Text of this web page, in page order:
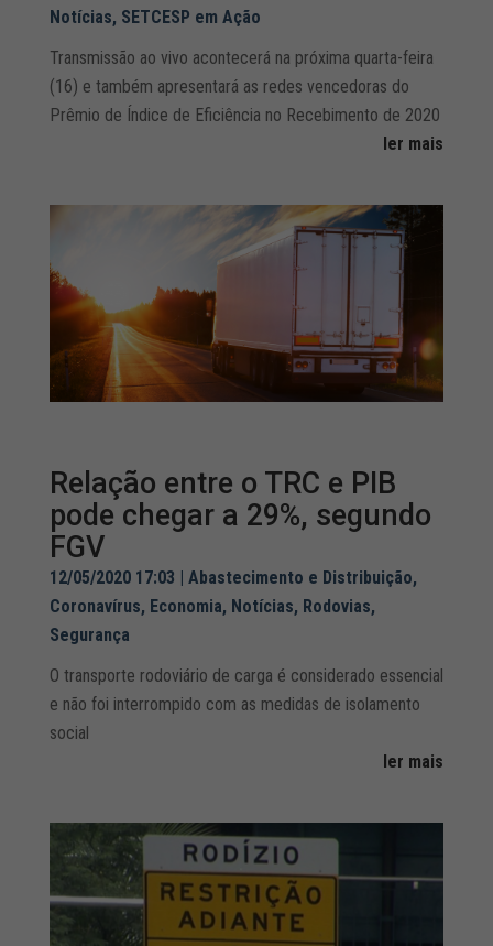
Notícias, SETCESP em Ação
Transmissão ao vivo acontecerá na próxima quarta-feira
(16) e também apresentará as redes vencedoras do
Prêmio de Índice de Eficiência no Recebimento de 2020
ler mais
Relação entre o TRC e PIB
pode chegar a 29%, segundo
FGV
12/05/2020 17:03 | Abastecimento e Distribuição,
Coronavírus, Economia, Notícias, Rodovias,
Segurança
O transporte rodoviário de carga é considerado essencial
e não foi interrompido com as medidas de isolamento
social
ler mais